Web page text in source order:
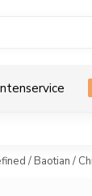
/ Baotian /